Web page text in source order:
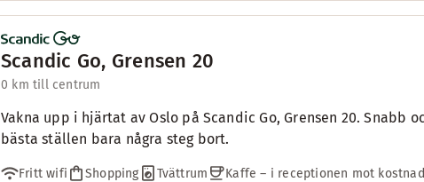
Scandic Go, Grensen 20
0 km till centrum
Vakna upp i hjärtat av Oslo på Scandic Go, Grensen 20.
bästa ställen bara några steg bort.
Fritt wifi Shopping Tvättrum Kaffe – i receptionen mot kostnad